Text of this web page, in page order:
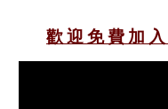
歡 迎 免 費 加 入